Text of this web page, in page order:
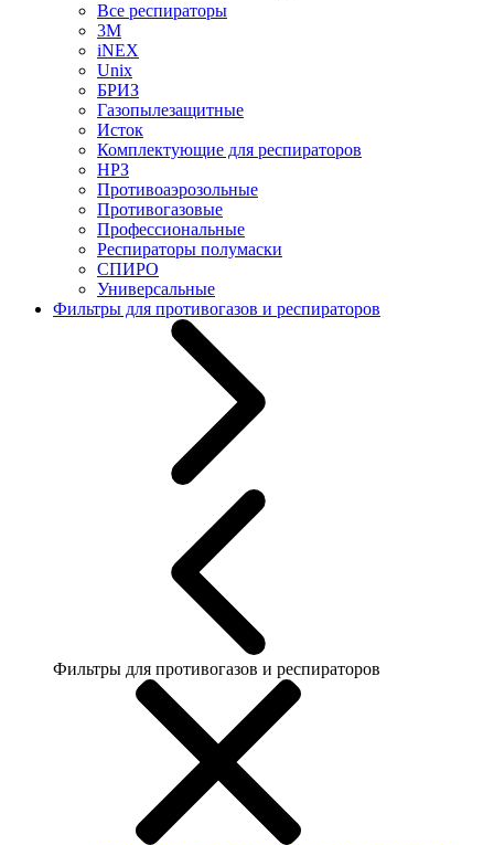
Все респираторы
3М
iNEX
Unix
БРИЗ
Газопылезащитные
Исток
Комплектующие для респираторов
НРЗ
Противоаэрозольные
Противогазовые
Профессиональные
Респираторы полумаски
СПИРО
Универсальные
Фильтры для противогазов и респираторов
Фильтры для противогазов и респираторов